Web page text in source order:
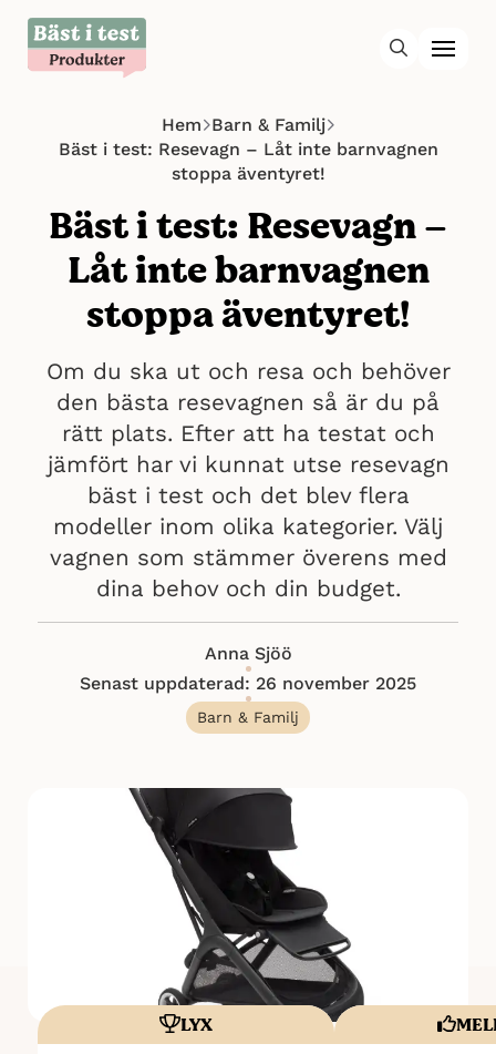
Hem Barn & Familj
Bäst i test: Resevagn – Låt inte barnvagnen
stoppa äventyret!
Bäst i test: Resevagn –
Låt inte barnvagnen
stoppa äventyret!
Om du ska ut och resa och behöver
den bästa resevagnen så är du på
rätt plats. Efter att ha testat och
jämfört har vi kunnat utse resevagn
bäst i test och det blev flera
modeller inom olika kategorier. Välj
vagnen som stämmer överens med
dina behov och din budget.
Anna Sjöö
Senast uppdaterad: 26 november 2025
Barn & Familj
LYX